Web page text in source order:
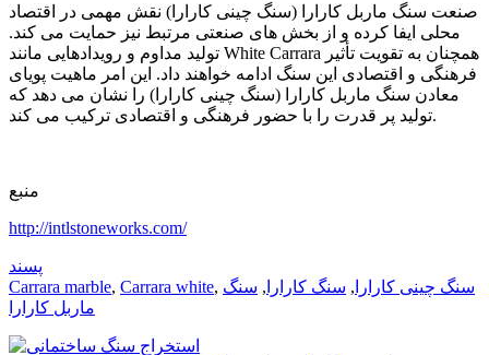
صنعت سنگ ماربل کارارا (سنگ چینی کارارا) نقش مهمی در اقتصاد
محلی ایفا کرده و از بخش های صنعتی مرتبط نیز حمایت می کند.
تولید مداوم و رویدادهایی مانند White Carrara همچنان به تقویت تأثیر
فرهنگی و اقتصادی این سنگ ادامه خواهند داد. این امر ماهیت پویای
معادن سنگ ماربل کارارا (سنگ چینی کارارا) را نشان می دهد که
تولید پر قدرت را با حضور فرهنگی و اقتصادی ترکیب می کند.
منبع
http://intlstoneworks.com/
پسند
Carrara marble, Carrara white, سنگ چینی کارارا , سنگ کارارا , سنگ
ماربل کارارا